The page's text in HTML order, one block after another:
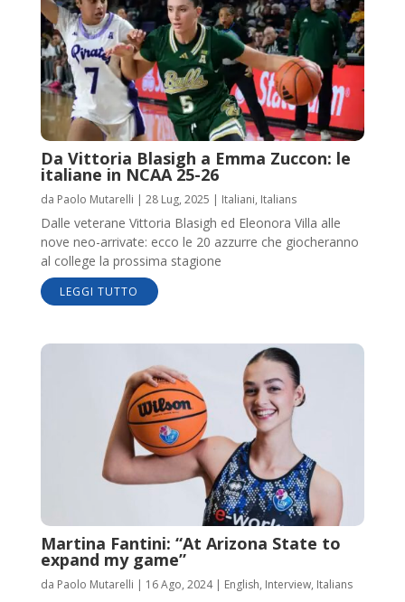
Da Vittoria Blasigh a Emma Zuccon: le
italiane in NCAA 25-26
da Paolo Mutarelli | 28 Lug, 2025 | Italiani, Italians
Dalle veterane Vittoria Blasigh ed Eleonora Villa alle
nove neo-arrivate: ecco le 20 azzurre che giocheranno
al college la prossima stagione
LEGGI TUTTO
Martina Fantini: “At Arizona State to
expand my game”
da Paolo Mutarelli | 16 Ago, 2024| English, Interview, Italians